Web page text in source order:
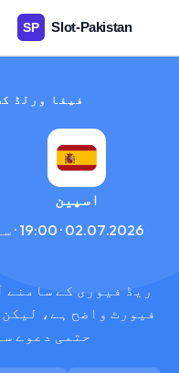
فیفا ورلڈ کپ 2026 · راؤنڈ
اسپین
ریڈ فیوری کے سامنے
فیورٹ واضح ہے،
حتمی دعوے